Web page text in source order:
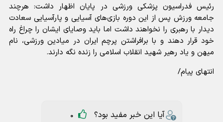
رئیس فدراسیون پزشکی ورزشی در پایان اظهار داشت: هرچند
جامعه ورزش پس از این دوره بازی‌های آسیایی و پارآسیایی سعادت
دیدار با رهبری را نخواهند داشت اما باید وصایای ایشان را چراغ راه
خود قرار دهند و با برافراشتن پرچم ایران در میادین ورزشی، نام
میهن و یاد رهیر شهید انقلاب اسلامی را زنده نگه دارند.
انتهای پیام/
آیا این خبر مفید بود؟ 0